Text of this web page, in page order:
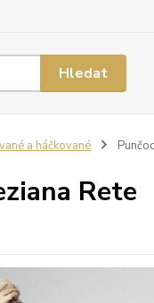
Hledat
a háčkované
Rete